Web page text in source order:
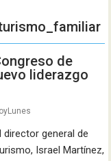
de
liderazgo
director general de
Israel Martínez,